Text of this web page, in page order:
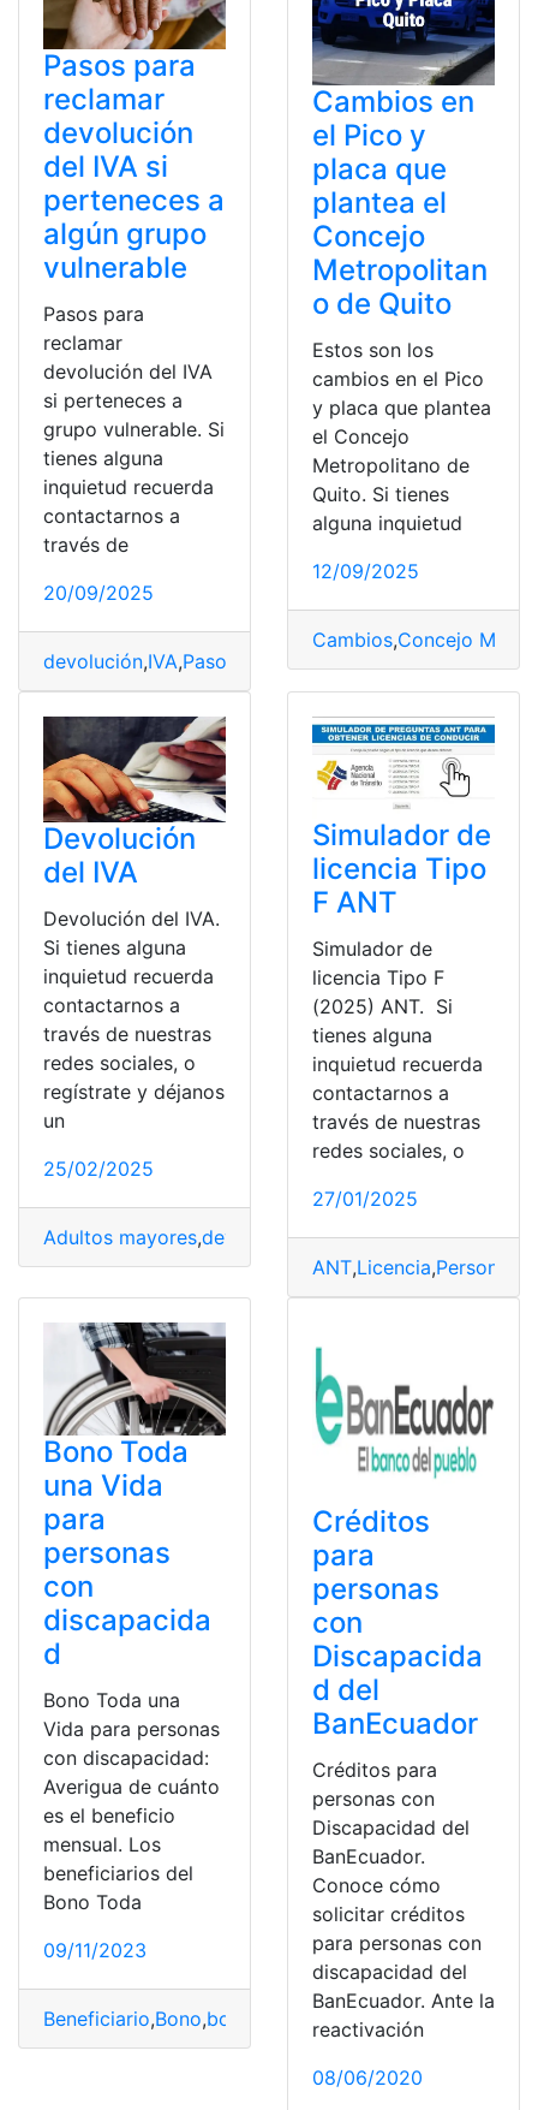
Pasos para
reclamar
devolución
del IVA si
perteneces a
algún grupo
vulnerable
Pasos para
reclamar
devolución del IVA
si perteneces a
grupo vulnerable. Si
tienes alguna
inquietud recuerda
contactarnos a
través de
20/09/2025
devolución,IVA,Pasos
Cambios en
el Pico y
placa que
plantea el
Concejo
Metropolitan
o de Quito
Estos son los
cambios en el Pico
y placa que plantea
el Concejo
Metropolitano de
Quito. Si tienes
alguna inquietud
12/09/2025
Cambios,Concejo
Devolución
del IVA
Devolución del IVA.
Si tienes alguna
inquietud recuerda
contactarnos a
través de nuestras
redes sociales, o
regístrate y déjanos
un
25/02/2025
Adultos mayores,devolución del iva,IVA,Personas
Simulador de
licencia Tipo
F ANT
Simulador de
licencia Tipo F
(2025) ANT. Si
tienes alguna
inquietud recuerda
contactarnos a
través de nuestras
redes sociales, o
27/01/2025
ANT,Licencia,Personas
Bono Toda
una Vida
para
personas
con
discapacida
d
Bono Toda una
Vida para personas
con discapacidad:
Averigua de cuánto
es el beneficio
mensual. Los
beneficiarios del
Bono Toda
09/11/2023
Beneficiario,Bono,bono toda una vida Ecuador
Créditos
para
personas
con
Discapacida
d del
BanEcuador
Créditos para
personas con
Discapacidad del
BanEcuador.
Conoce cómo
solicitar créditos
para personas con
discapacidad del
BanEcuador. Ante la
reactivación
08/06/2020